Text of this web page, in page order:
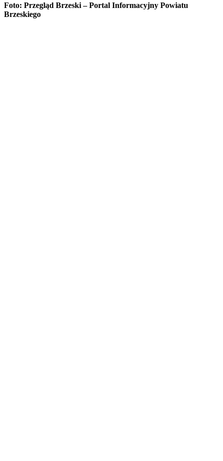
Foto: Przegląd Brzeski – Portal Informacyjny Powiatu
Brzeskiego